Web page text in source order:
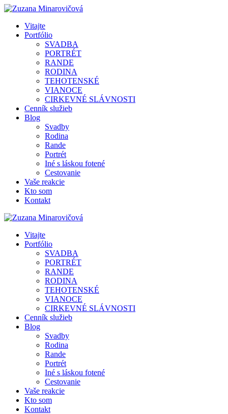
Vitajte
Portfólio
SVADBA
PORTRÉT
RANDE
RODINA
TEHOTENSKÉ
VIANOCE
CIRKEVNÉ SLÁVNOSTI
Cenník služieb
Blog
Svadby
Rodina
Rande
Portrét
Iné s láskou fotené
Cestovanie
Vaše reakcie
Kto som
Kontakt
Vitajte
Portfólio
SVADBA
PORTRÉT
RANDE
RODINA
TEHOTENSKÉ
VIANOCE
CIRKEVNÉ SLÁVNOSTI
Cenník služieb
Blog
Svadby
Rodina
Rande
Portrét
Iné s láskou fotené
Cestovanie
Vaše reakcie
Kto som
Kontakt